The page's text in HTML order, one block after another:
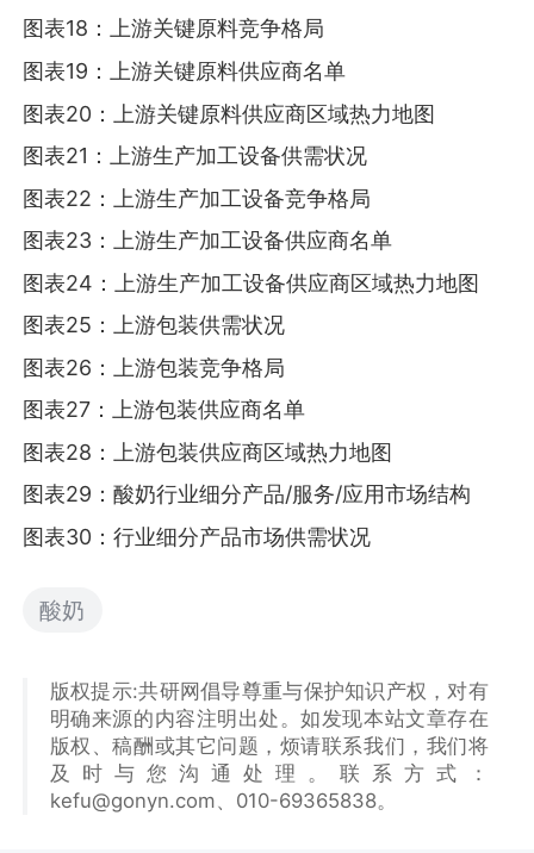
图表18：上游关键原料竞争格局
图表19：上游关键原料供应商名单
图表20：上游关键原料供应商区域热力地图
图表21：上游生产加工设备供需状况
图表22：上游生产加工设备竞争格局
图表23：上游生产加工设备供应商名单
图表24：上游生产加工设备供应商区域热力地图
图表25：上游包装供需状况
图表26：上游包装竞争格局
图表27：上游包装供应商名单
图表28：上游包装供应商区域热力地图
图表29：酸奶行业细分产品/服务/应用市场结构
图表30：行业细分产品市场供需状况
酸奶
版权提示:共研网倡导尊重与保护知识产权，对有
明确来源的内容注明出处。如发现本站文章存在
版权、稿酬或其它问题，烦请联系我们，我们将
及时与您沟通处理。联系方式：
kefu@gonyn.com、010-69365838。